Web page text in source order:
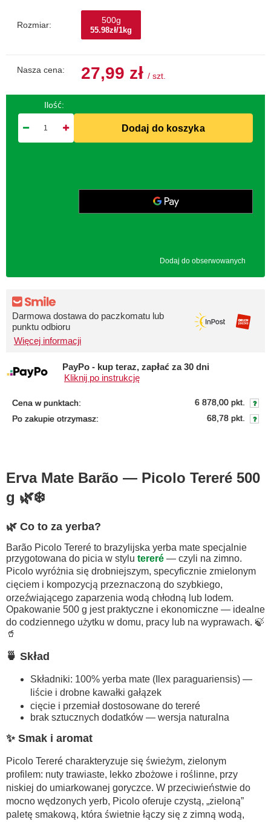
Rozmiar: 500g
55.98zł/1kg
Nasza cena: 27,99 zł / szt.
Ilość:
Dodaj do koszyka
Dodaj do obserwowanych
Darmowa dostawa do paczkomatu lub
punktu odbioru
Więcej informacji
PayPo - kup teraz, zapłać za 30 dni
Kliknij po instrukcję
Cena w punktach:
6 878,00 pkt.
Po zakupie otrzymasz:
68,78 pkt.
Erva Mate Barão — Picolo Tereré 500
g 🌿❄️
🌿 Co to za yerba?
Barão Picolo Tereré to brazylijska yerba mate specjalnie
przygotowana do picia w stylu tereré — czyli na zimno.
Picolo wyróżnia się drobniejszym, specyficznie zmielonym
cięciem i kompozycją przeznaczoną do szybkiego,
orzeźwiającego zaparzenia wodą chłodną lub lodem.
Opakowanie 500 g jest praktyczne i ekonomiczne — idealne
do codziennego użytku w domu, pracy lub na wyprawach. 🍃
🥤
🍵 Skład
Składniki: 100% yerba mate (Ilex paraguariensis) —
liście i drobne kawałki gałązek
cięcie i przemiał dostosowane do tereré
brak sztucznych dodatków — wersja naturalna
✨ Smak i aromat
Picolo Tereré charakteryzuje się świeżym, zielonym
profilem: nuty trawiaste, lekko zbożowe i roślinne, przy
niskiej do umiarkowanej goryczce. W przeciwieństwie do
mocno wędzonych yerb, Picolo oferuje czystą, „zieloną”
paletę smakową, która świetnie łączy się z zimną wodą,